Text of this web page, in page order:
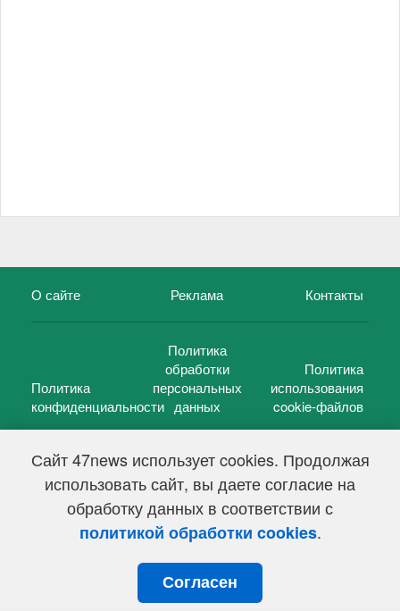
Сайт 47news использует cookies. Продолжая
использовать сайт, вы даете согласие на
обработку данных в соответствии с
политикой обработки cookies.
Согласен
О сайте Реклама Контакты
Политика
конфиденциальности
Политика
обработки
персональных
данных
Политика
использования
cookie-файлов
47 новостей (47 news)2005 — 2026 г.
Свидетельство о регистрации СМИ Эл № ФС 77-39848, выдано
Федеральной службой по надзору в сфере связи,
информационных технологий и массовых коммуникаций